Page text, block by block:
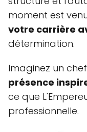
moment est
votre carrière
détermination.
Imaginez un
présence
ce que
professionnelle.